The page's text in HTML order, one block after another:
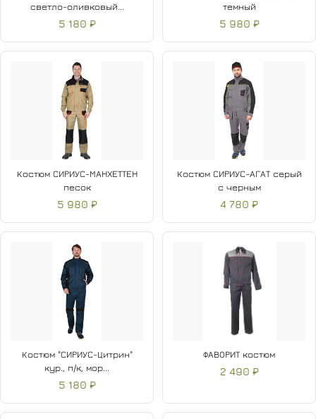
светло-оливковый...
5 180 ₽
темный
5 980 ₽
Костюм СИРИУС-МАНХЕТТЕН
песок
5 980 ₽
Костюм СИРИУС-АГАТ серый
с черным
4 780 ₽
Костюм "СИРИУС-Цитрин"
кур., п/к, мор...
5 180 ₽
ФАВОРИТ костюм
2 490 ₽